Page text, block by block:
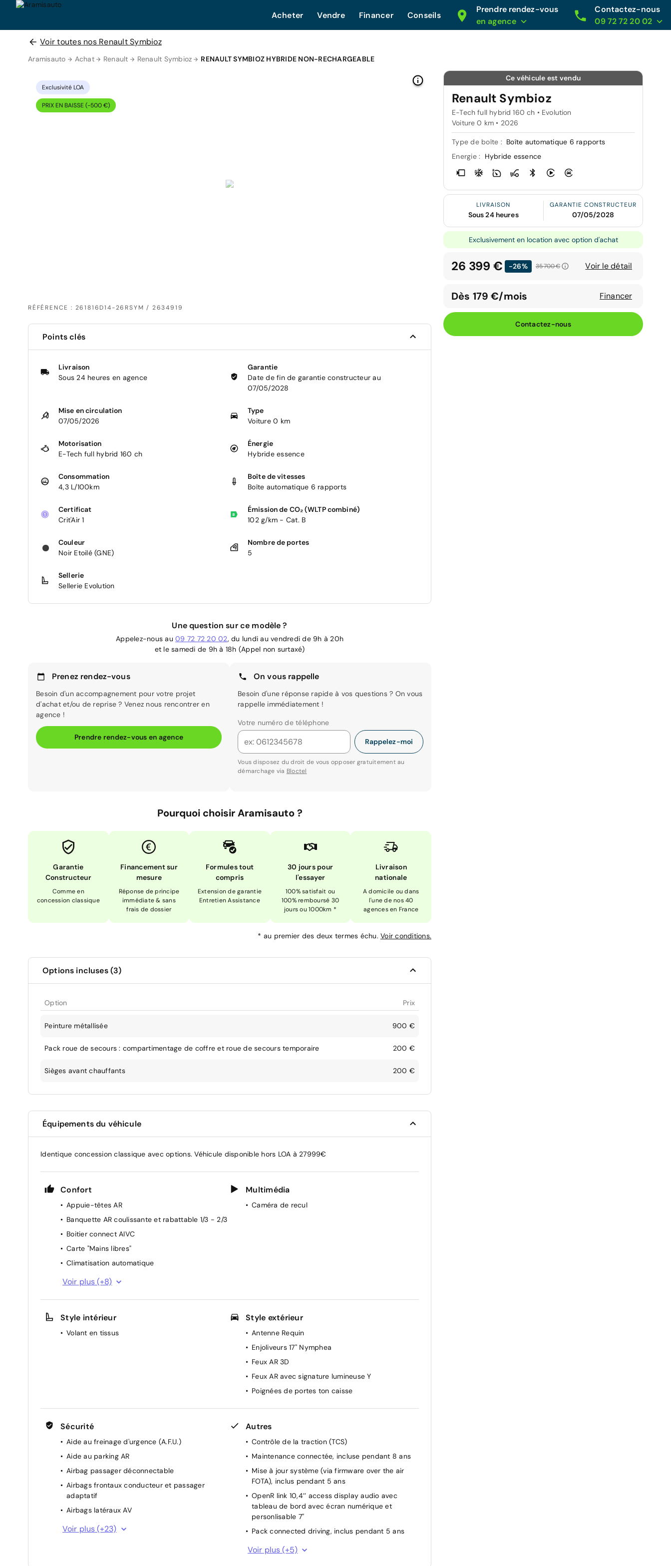
Acheter Vendre Financer Conseils
Prendre rendez-vous
en agence
Contactez-nous
09 72 72 20 02
Voir toutes nos Renault Symbioz
Aramisauto Achat Renault Renault Symbioz RENAULT SYMBIOZ HYBRIDE NON-RECHARGEABLE
Exclusivité LOA
PRIX EN BAISSE (-500 €)
RÉFÉRENCE : 261816D14-26RSYM / 2634919
Ce véhicule est vendu
Renault Symbioz
E-Tech full hybrid 160 ch • Evolution
Voiture 0 km • 2026
Type de boîte : Boîte automatique 6 rapports
Energie :
Hybride essence
LIVRAISON
Sous 24 heures
GARANTIE CONSTRUCTEUR
07/05/2028
Exclusivement en location avec option d'achat
26 399 € -26% 35 700 € Voir le détail
Dès 179 €/mois Financer
Contactez-nous
Points clés
Livraison
Sous 24 heures en agence
Garantie
Date de fin de garantie constructeur au
07/05/2028
Mise en circulation
07/05/2026
Type
Voiture 0 km
Motorisation
E-Tech full hybrid 160 ch
Énergie
Hybride essence
Consommation
4,3 L/100km
Boîte de vitesses
Boîte automatique 6 rapports
Certificat
Crit'Air 1
Émission de CO₂ (WLTP combiné)
102 g/km - Cat. B
Couleur
Noir Etoilé (GNE)
Nombre de portes
5
Sellerie
Sellerie Evolution
Une question sur ce modèle ?
Appelez-nous au 09 72 72 20 02, du lundi au vendredi de 9h à 20h
et le samedi de 9h à 18h (Appel non surtaxé)
Prenez rendez-vous
Besoin d'un accompagnement pour votre projet
d'achat et/ou de reprise ? Venez nous rencontrer en
agence !
Prendre rendez-vous en agence
On vous rappelle
Besoin d'une réponse rapide à vos questions ? On vous
rappelle immédiatement !
Votre numéro de téléphone
Rappelez-moi
Vous disposez du droit de vous opposer gratuitement au
démarchage via Bloctel
Pourquoi choisir Aramisauto ?
Garantie
Constructeur
Comme en
concession classique
Financement sur
mesure
Réponse de principe
immédiate & sans
frais de dossier
Formules tout
compris
Extension de garantie
Entretien Assistance
30 jours pour
l'essayer
100% satisfait ou
100% remboursé 30
jours ou 1000km *
Livraison
nationale
A domicile ou dans
l'une de nos 40
agences en France
* au premier des deux termes échu. Voir conditions.
Options incluses (3)
Option Prix
Peinture métallisée 900 €
Pack roue de secours : compartimentage de coffre et roue de secours temporaire 200 €
Sièges avant chauffants 200 €
Équipements du véhicule
Identique concession classique avec options. Véhicule disponible hors LOA à 27999€
Confort
Appuie-têtes AR
Banquette AR coulissante et rabattable 1/3 - 2/3
Boitier connect AIVC
Carte "Mains libres"
Climatisation automatique
Console centrale AV avec accoudoir et
rangement
Direction assistée
Lève-vitres AV électriques à impulsion
Liseuses LED
Voir plus (+8)
Multimédia
Caméra de recul
Style intérieur
Volant en tissus
Style extérieur
Antenne Requin
Enjoliveurs 17'' Nymphea
Feux AR 3D
Feux AR avec signature lumineuse Y
Poignées de portes ton caisse
Sécurité
Aide au freinage d'urgence (A.F.U.)
Aide au parking AR
Airbag passager déconnectable
Airbags frontaux conducteur et passager
adaptatif
Airbags latéraux AV
Alerte de distance de sécurité
Voir plus (+23)
Autres
Contrôle de la traction (TCS)
Maintenance connectée, incluse pendant 8 ans
Mise à jour système (via firmware over the air
FOTA), inclus pendant 5 ans
OpenR link 10,4’’ access display audio avec
tableau de bord avec écran numérique et
personlisable 7"
Pack connected driving, inclus pendant 5 ans
Pack contrôle à distance (via l’application My
Renault), inclus pendant 5 ans
Voir plus (+5)